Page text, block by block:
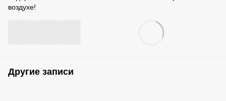
воздухе!
Другие записи